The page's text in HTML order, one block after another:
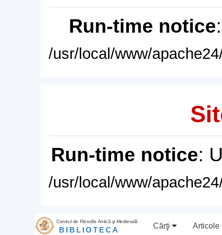
Run-time notice
/usr/local/www/
Run-time notice:
/usr/local/www/
Centrul de Filosofie Antică şi Medievală
BIBLIOTECA Cărţi Articole